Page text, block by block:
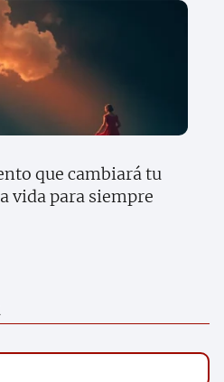
que cambiará tu
vida para siempre